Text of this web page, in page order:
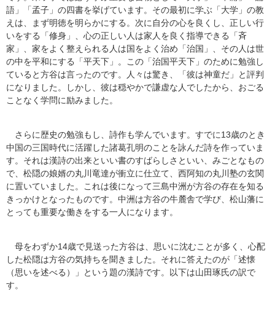
語」「孟子」の四書を挙げています。その最初に学ぶ「大学」の教
えは、まず明徳を明らかにする。次に自分の心を良くし、正しい行
いをする「修身」、心の正しい人は家人を良く指導できる「斉
家」、家をよく整えられる人は国をよく治め「治国」、その人は世
の中を平和にする「平天下」。この「治国平天下」のために勉強し
ていると方谷は言ったのです。人々は驚き、「彼は神童だ」と評判
になりました。しかし、彼は穏やかで謙虚な人でしたから、おごる
ことなく学問に励みました。
さらに歴史の勉強もし、詩作も学んでいます。すでに13歳のとき
中国の三国時代に活躍した諸葛孔明のことを詠んだ詩を作っていま
す。それは漢詩の出来といい書のすばらしさといい、みごとなもの
で、松隠の娘婿の丸川竜達が衝立に仕立て、西阿知の丸川塾の玄関
に置いていました。これは後になって三島中洲が方谷の存在を知る
きっかけとなったものです。中洲は方谷の牛麓舎で学び、松山藩に
とっても重要な働きをする一人になります。
母をわずか14歳で見送った方谷は、思いに沈むことが多く、心配
した松隠は方谷の気持ちを聞きました。それに答えたのが「述懐
（思いを述べる）」という題の漢詩です。以下は山田琢氏の訳で
す。